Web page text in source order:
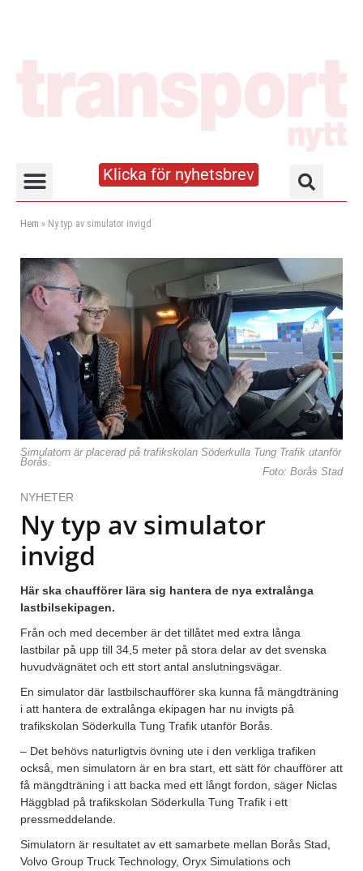
Klicka för nyhetsbrev
Hem » Ny typ av simulator invigd
Simulatorn är placerad på trafikskolan Söderkulla Tung Trafik utanför
Borås.
Foto: Borås Stad
NYHETER
Ny typ av simulator
invigd
Här ska chaufförer lära sig hantera de nya extralånga
lastbilsekipagen.
Från och med december är det tillåtet med extra långa
lastbilar på upp till 34,5 meter på stora delar av det svenska
huvudvägnätet och ett stort antal anslutningsvägar.
En simulator där lastbilschaufförer ska kunna få mängdträning
i att hantera de extralånga ekipagen har nu invigts på
trafikskolan Söderkulla Tung Trafik utanför Borås.
– Det behövs naturligtvis övning ute i den verkliga trafiken
också, men simulatorn är en bra start, ett sätt för chaufförer att
få mängdträning i att backa med ett långt fordon, säger Niclas
Häggblad på trafikskolan Söderkulla Tung Trafik i ett
pressmeddelande.
Simulatorn är resultatet av ett samarbete mellan Borås Stad,
Volvo Group Truck Technology, Oryx Simulations och